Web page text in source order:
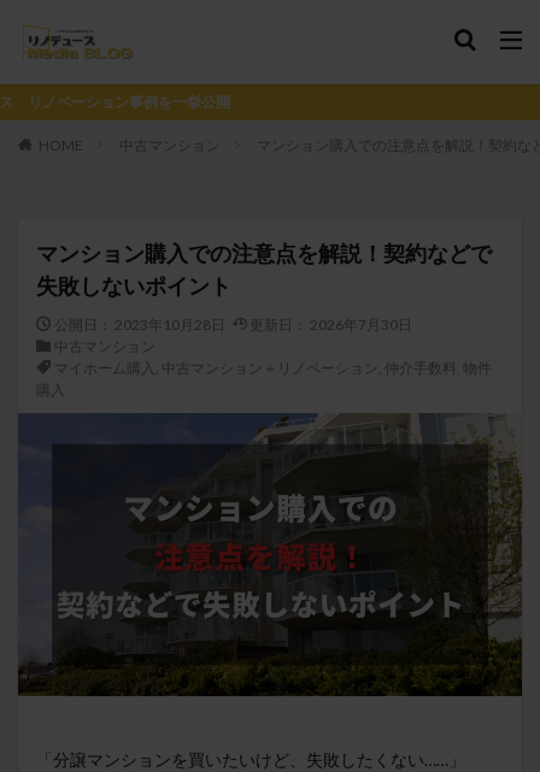
HOME 中古マンション マンション購入での注意点を解説！契約
マンション購入での注意点を解説！契約などで
失敗しないポイント
公開日： 2023年10月28日 更新日：
2026年7月30日
中古マンション
マイホーム購入 中古マンション＋リノベーション 仲介手数料 物件
購入
「分譲マンションを買いたいけど、失敗したくない……」